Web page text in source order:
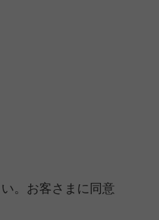
。お客さまに同意